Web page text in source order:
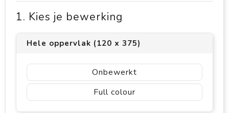
1. Kies je bewerking
Hele oppervlak (120 x 375)
Onbewerkt
Full colour